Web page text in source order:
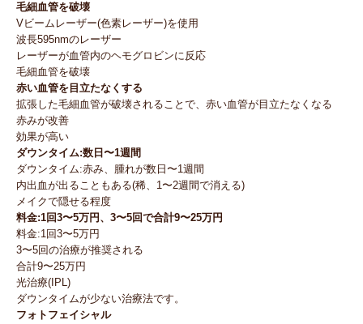
毛細血管を破壊
Vビームレーザー(色素レーザー)を使用
波長595nmのレーザー
レーザーが血管内のヘモグロビンに反応
毛細血管を破壊
赤い血管を目立たなくする
拡張した毛細血管が破壊されることで、赤い血管が目立たなくなる
赤みが改善
効果が高い
ダウンタイム:数日〜1週間
ダウンタイム:赤み、腫れが数日〜1週間
内出血が出ることもある(稀、1〜2週間で消える)
メイクで隠せる程度
料金:1回3〜5万円、3〜5回で合計9〜25万円
料金:1回3〜5万円
3〜5回の治療が推奨される
合計9〜25万円
光治療(IPL)
ダウンタイムが少ない治療法です。
フォトフェイシャル